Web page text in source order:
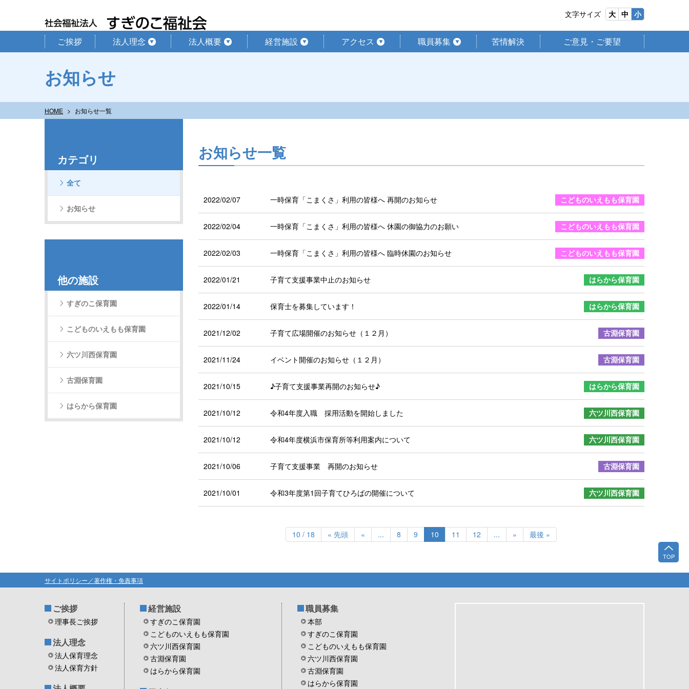
文字サイズ 大 中 小
ご挨拶 法人理念 法人概要 経営施設 アクセス 職員募集 苦情解決 ご意見・ご要望
お知らせ
HOME お知らせ一覧
お知らせ一覧
2022/02/07 一時保育「こまくさ」利用の皆様へ 再開のお知らせ こどものいえもも保育園
2022/02/04 一時保育「こまくさ」利用の皆様へ 休園の御協力のお願い こどものいえもも保育園
2022/02/03 一時保育「こまくさ」利用の皆様へ 臨時休園のお知らせ こどものいえもも保育園
2022/01/21 子育て支援事業中止のお知らせ はらから保育園
2022/01/14 保育士を募集しています！ はらから保育園
2021/12/02 子育て広場開催のお知らせ（１２月） 古淵保育園
2021/11/24 イベント開催のお知らせ（１２月） 古淵保育園
2021/10/15 ♪子育て支援事業再開のお知らせ♪ はらから保育園
2021/10/12 令和4年度入職 採用活動を開始しました 六ツ川西保育園
2021/10/12 令和4年度横浜市保育所等利用案内について 六ツ川西保育園
2021/10/06 子育て支援事業 再開のお知らせ 古淵保育園
2021/10/01 令和3年度第1回子育てひろばの開催について 六ツ川西保育園
10 / 18 « 先頭 « ... 8 9 10 11 12 ... » 最後 »
カテゴリ
全て
お知らせ
他の施設
すぎのこ保育園
こどものいえもも保育園
六ツ川西保育園
古淵保育園
はらから保育園
TOP
サイトポリシー／著作権・免責事項
ご挨拶
理事長ご挨拶
法人理念
法人保育理念
法人保育方針
経営施設
すぎのこ保育園
こどものいえもも保育園
六ツ川西保育園
古淵保育園
はらから保育園
職員募集
本部
すぎのこ保育園
こどものいえもも保育園
六ツ川西保育園
古淵保育園
はらから保育園